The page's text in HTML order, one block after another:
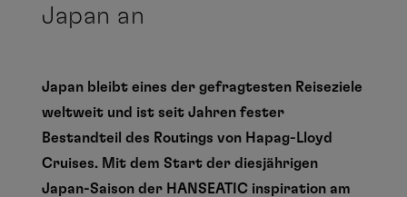
Japan an
Japan bleibt eines der gefragtesten Reiseziele
weltweit und ist seit Jahren fester
Bestandteil des Routings von Hapag-Lloyd
Cruises. Mit dem Start der diesjährigen
Japan-Saison der HANSEATIC inspiration am